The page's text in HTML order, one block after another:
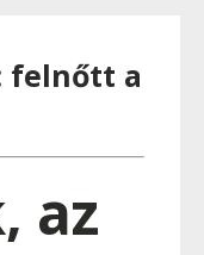
felnőtt a
az